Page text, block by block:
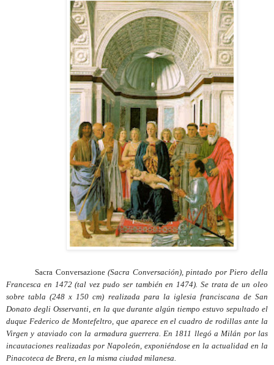
Sacra Conversazione(Sacra Conversación), pintado por Piero della
Francesca en 1472 (tal vez pudo ser también en 1474). Se trata de un oleo
sobre tabla (248 x 150 cm) realizada para la iglesia franciscana de San
Donato degli Osservanti, en la que durante algún tiempo estuvo sepultado el
duque Federico de Montefeltro, que aparece en el cuadro de rodillas ante la
Virgen y ataviado con la armadura guerrera. En 1811 llegó a Milán por las
incautaciones realizadas por Napoleón, exponiéndose en la actualidad en la
Pinacoteca de Brera, en la misma ciudad milanesa.